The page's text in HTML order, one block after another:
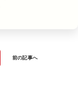
前の記事へ